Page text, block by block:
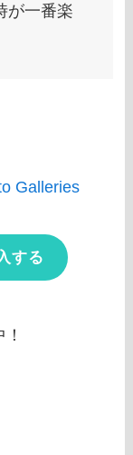
が一番楽
Galleries
する